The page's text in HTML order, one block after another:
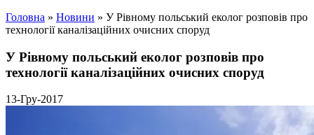
Головна » Новини » У Рівному польський еколог розповів про
технології каналізаційних очисних споруд
У Рівному польський еколог розповів про
технології каналізаційних очисних споруд
13-Гру-2017